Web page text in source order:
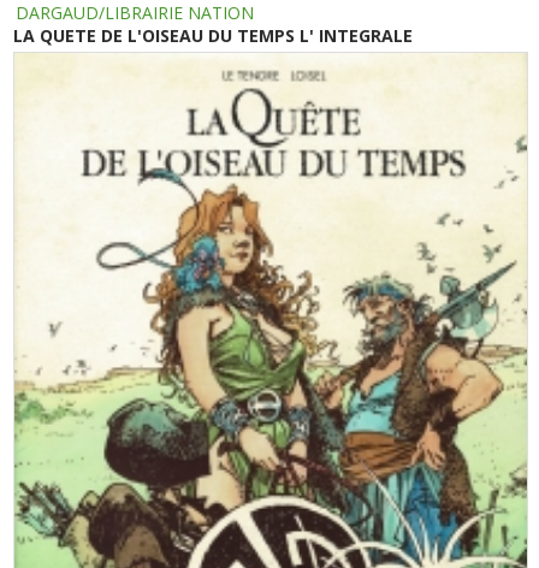
DARGAUD/LIBRAIRIE NATION
LA QUETE DE L'OISEAU DU TEMPS L' INTEGRALE